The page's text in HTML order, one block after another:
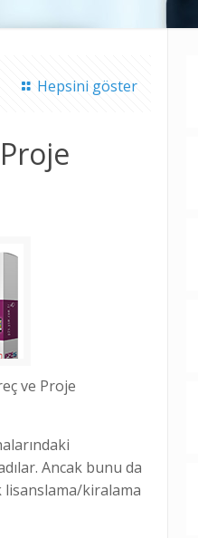
Hepsini göster
ve Proje
Ancak bunu da
lisanslama/kiralama